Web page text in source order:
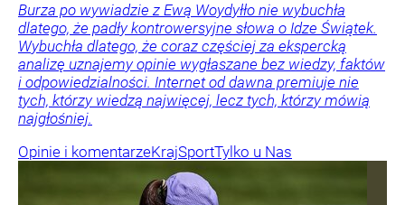
Burza po wywiadzie z Ewą Woydyłło nie wybuchła
dlatego, że padły kontrowersyjne słowa o Idze Świątek.
Wybuchła dlatego, że coraz częściej za ekspercką
analizę uznajemy opinie wygłaszane bez wiedzy, faktów
i odpowiedzialności. Internet od dawna premiuje nie
tych, którzy wiedzą najwięcej, lecz tych, którzy mówią
najgłośniej.
Opinie i komentarzeKrajSportTylko u Nas